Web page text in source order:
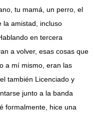
tu mamá, un perro, el
la amistad, incluso
en tercera
a volver, esas cosas que
a mí mismo, eran las
también Licenciado y
junto a la banda
formalmente, hice una